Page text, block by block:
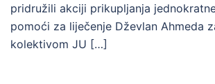
pridružili akciji prikupljanja
pomoći za liječenje Dževlan Ahmeda
kolektivom JU […]